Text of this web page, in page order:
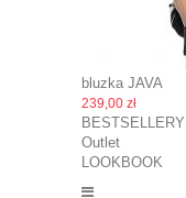
bluzka JAVA
239,00 zł
BESTSELLERY
Outlet
LOOKBOOK